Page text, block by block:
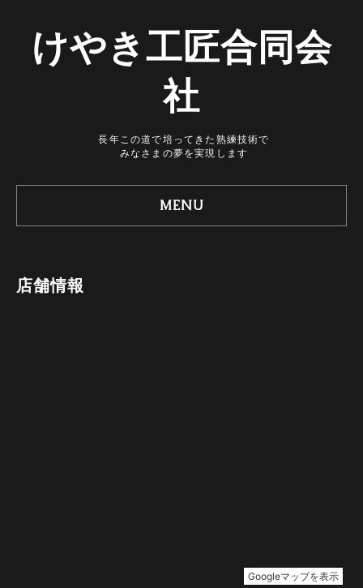
けやき工匠合同会
社
長年この道で培ってきた熟練技術で
みなさまの夢を実現します
MENU
店舗情報